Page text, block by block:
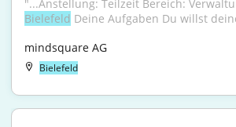
Bielefeld Deine Aufgaben Du willst
mindsquare AG
Bielefeld